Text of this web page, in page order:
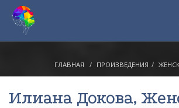
ГЛАВНАЯ ПРОИЗВЕДЕНИЯ
Илиана Докова,